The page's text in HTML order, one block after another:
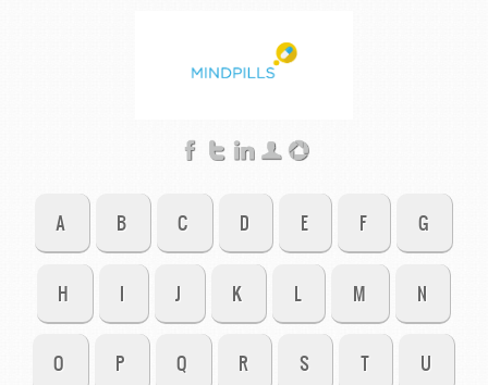
A B C D E F G
H I J K L M N
O P Q R S T U